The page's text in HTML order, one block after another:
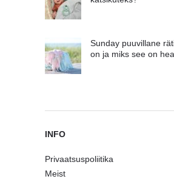
Sunday puuvillane
on ja miks see on
INFO
Privaatsuspoliitika
Meist